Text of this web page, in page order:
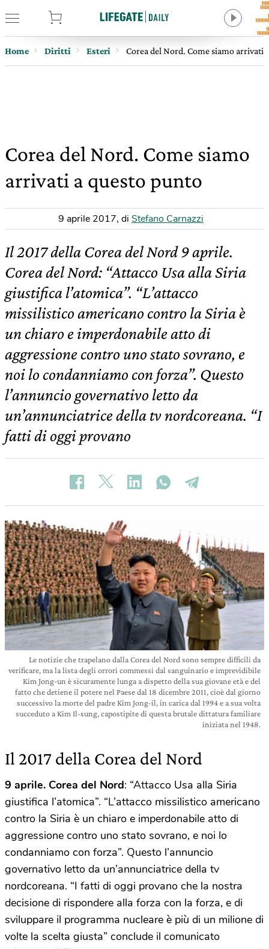
Home Diritti Esteri Corea del Nord. Come siamo arrivati
Corea del Nord. Come siamo
arrivati a questo punto
9 aprile 2017, di Stefano Carnazzi
Il 2017 della Corea del Nord 9 aprile.
Corea del Nord: “Attacco Usa alla Siria
giustifica l’atomica”. “L’attacco
missilistico americano contro la Siria è
un chiaro e imperdonabile atto di
aggressione contro uno stato sovrano, e
noi lo condanniamo con forza”. Questo
l’annuncio governativo letto da
un’annunciatrice della tv nordcoreana. “I
fatti di oggi provano
Le notizie che trapelano dalla Corea del Nord sono sempre difficili da
verificare, ma la lista degli orrori commessi dal sanguinario e imprevidibile
Kim Jong-un è sicuramente lunga a dispetto della sua giovane età e del
fatto che detiene il potere nel Paese dal 18 dicembre 2011, cioè dal giorno
successivo la morte del padre Kim Jong-il, in carica dal 1994 e a sua volta
succeduto a Kim Il-sung, capostipite di questa brutale dittatura familiare
iniziata nel 1948.
Il 2017 della Corea del Nord
9 aprile. Corea del Nord: “Attacco Usa alla Siria
giustifica l’atomica”. “L’attacco missilistico americano
contro la Siria è un chiaro e imperdonabile atto di
aggressione contro uno stato sovrano, e noi lo
condanniamo con forza”. Questo l’annuncio
governativo letto da un’annunciatrice della tv
nordcoreana. “I fatti di oggi provano che la nostra
decisione di rispondere alla forza con la forza, e di
sviluppare il programma nucleare è più di un milione di
volte la scelta giusta” conclude il comunicato